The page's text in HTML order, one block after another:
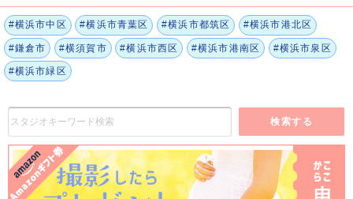
#横浜市中区 #横浜市青葉区 #横浜市都筑区 #横浜市港北区
#鎌倉市 #横須賀市 #横浜市西区 #横浜市港南区 #横浜市泉区
#横浜市緑区
検索する